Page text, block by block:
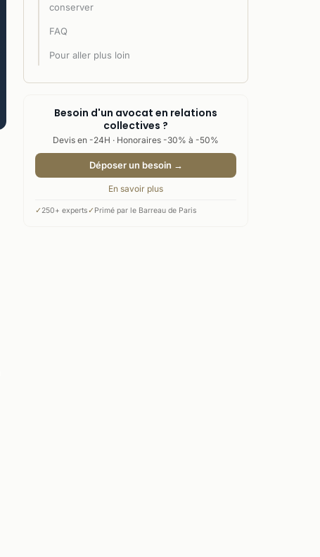
conserver
FAQ
Pour aller plus loin
Besoin d'un avocat en relations
collectives ?
Devis en -24H · Honoraires -30% à -50%
Déposer un besoin →
En savoir plus
✓ 250+ experts✓ Primé par le Barreau de Paris